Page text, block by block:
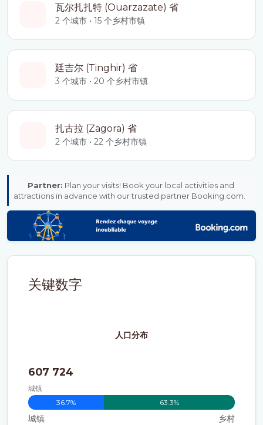
瓦尔扎扎特 (Ouarzazate) 省
2 个城市 • 15 个乡村市镇
廷吉尔 (Tinghir) 省
3 个城市 • 20 个乡村市镇
扎古拉 (Zagora) 省
2 个城市 • 22 个乡村市镇
Partner: Plan your visits! Book your local activities and
attractions in advance with our trusted partner Booking.com.
关键数字
人口分布
607 724
城镇
36.7%
63.3%
城镇 乡村